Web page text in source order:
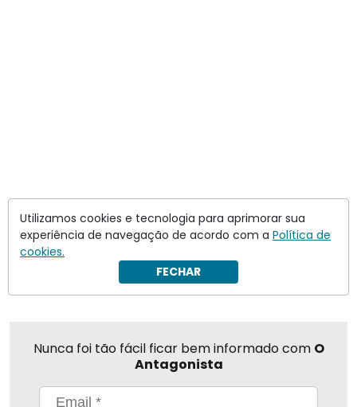
Compartilhar
Nunca foi tão fácil ficar bem informado com O
Antagonista
Utilizamos cookies e tecnologia para aprimorar sua
experiência de navegação de acordo com a Política de
cookies.
FECHAR